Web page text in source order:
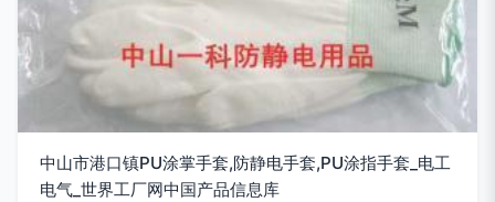
中山市港口镇PU涂掌手套,防静电手套,PU涂指手套_电工
电气_世界工厂网中国产品信息库